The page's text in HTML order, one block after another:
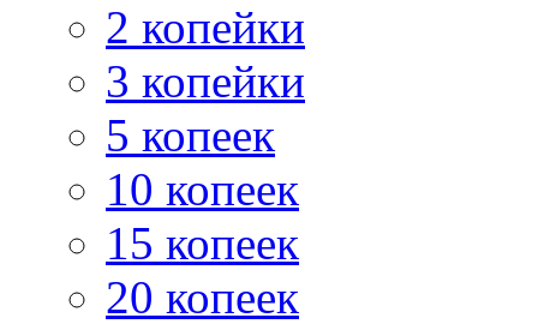
2 копейки
3 копейки
5 копеек
10 копеек
15 копеек
20 копеек